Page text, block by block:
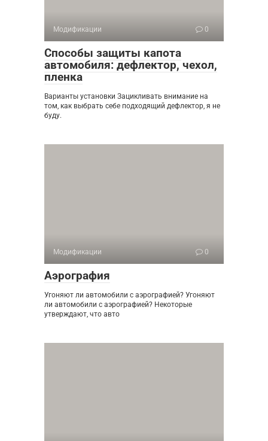
Модификации 0
Способы защиты капота
автомобиля: дефлектор, чехол,
пленка
Варианты установки Зацикливать внимание на
том, как выбрать себе подходящий дефлектор, я не
буду.
Модификации 0
Аэрография
Угоняют ли автомобили с аэрографией? Угоняют
ли автомобили с аэрографией? Некоторые
утверждают, что авто